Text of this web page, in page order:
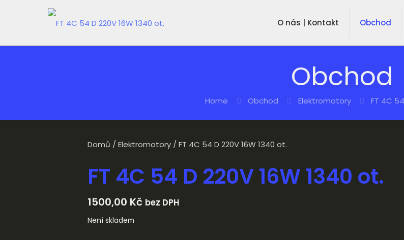
O nás | Kontakt Obchod
Obchod
Home Obchod Elektromotory FT 4C
Domů / Elektromotory / FT 4C 54 D 220V 16W 1340 ot.
FT 4C 54 D 220V 16W 1340 ot.
1500,00 Kč bez DPH
Není skladem